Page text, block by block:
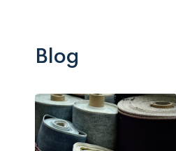
Blog
Avantajları
oksidasyon gücü